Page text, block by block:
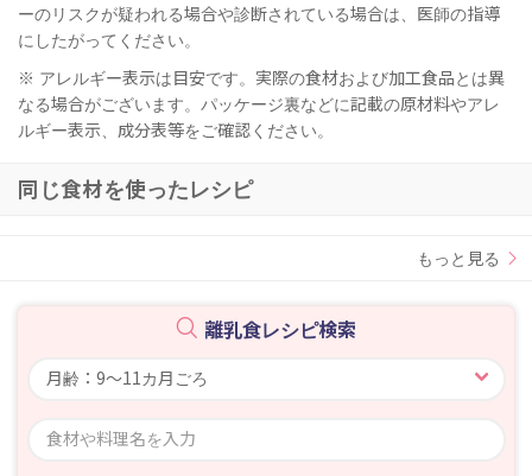
ーのリスクが疑われる場合や診断されている場合は、医師の指導
にしたがってください。
※ アレルギー表示は目安です。実際の食材および加工食品とは異
なる場合がございます。パッケージ裏などに記載の原材料やアレ
ルギー表示、成分表等をご確認ください。
同じ食材を使ったレシピ
もっと見る
離乳食レシピ検索